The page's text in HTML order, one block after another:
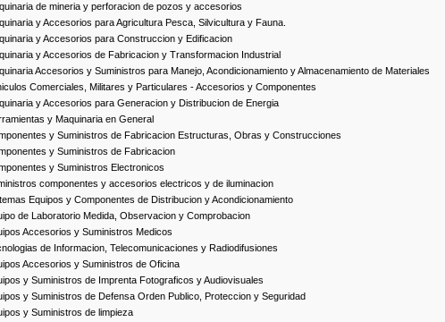
de mineria y perforacion de pozos y accesorios
y Accesorios para Agricultura Pesca, Silvicultura y Fauna.
y Accesorios para Construccion y Edificacion
y Accesorios de Fabricacion y Transformacion Industrial
Accesorios y Suministros para Manejo, Acondicionamiento y Almacenamiento de Materiales
Comerciales, Militares y Particulares - Accesorios y Componentes
y Accesorios para Generacion y Distribucion de Energia
y Maquinaria en General
y Suministros de Fabricacion Estructuras, Obras y Construcciones
y Suministros de Fabricacion
y Suministros Electronicos
componentes y accesorios electricos y de iluminacion
Equipos y Componentes de Distribucion y Acondicionamiento
de Laboratorio Medida, Observacion y Comprobacion
Accesorios y Suministros Medicos
de Informacion, Telecomunicaciones y Radiodifusiones
Accesorios y Suministros de Oficina
y Suministros de Imprenta Fotograficos y Audiovisuales
y Suministros de Defensa Orden Publico, Proteccion y Seguridad
y Suministros de limpieza